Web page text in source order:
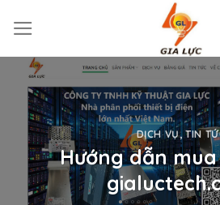
content
DỊCH VỤ,TIN
Hướng dẫn